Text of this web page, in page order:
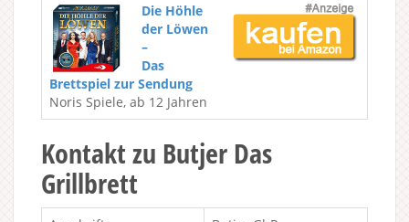
Die Höhle
der Löwen
–
Das
Brettspiel zur Sendung
Noris Spiele, ab 12 Jahren
Kontakt zu Butjer Das
Grillbrett